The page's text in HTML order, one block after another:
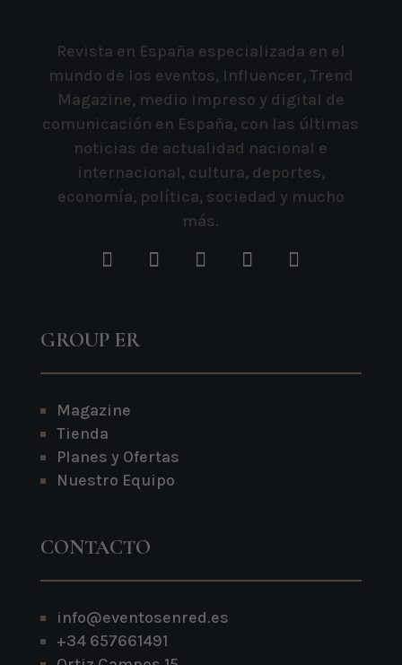
Revista en España especializada en el
mundo de los eventos, Influencer, Trend
Magazine, medio impreso y digital de
comunicación en España, con las últimas
noticias de actualidad nacional e
internacional, cultura, deportes,
economía, política, sociedad y mucho
más.
GROUP ER
Magazine
Tienda
Planes y Ofertas
Nuestro Equipo
CONTACTO
info@eventosenred.es
+34 657661491